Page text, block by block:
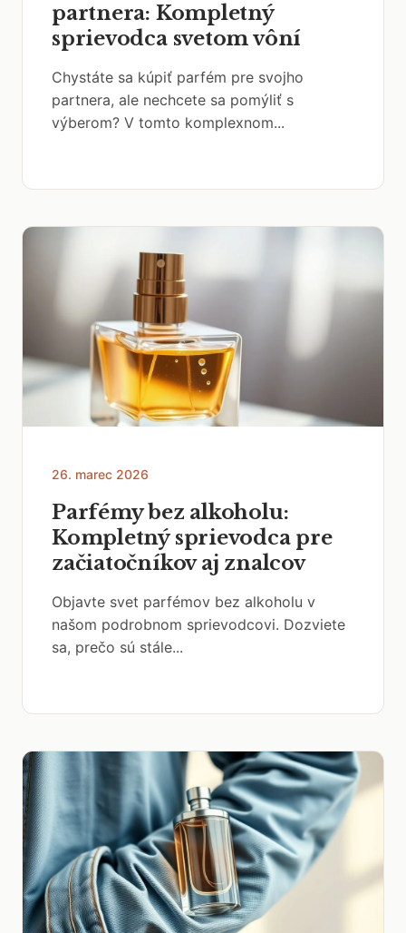
partnera: Kompletný
sprievodca svetom vôní
Chystáte sa kúpiť parfém pre svojho
partnera, ale nechcete sa pomýliť s
výberom? V tomto komplexnom...
26. marec 2026
Parfémy bez alkoholu:
Kompletný sprievodca pre
začiatočníkov aj znalcov
Objavte svet parfémov bez alkoholu v
našom podrobnom sprievodcovi. Dozviete
sa, prečo sú stále...